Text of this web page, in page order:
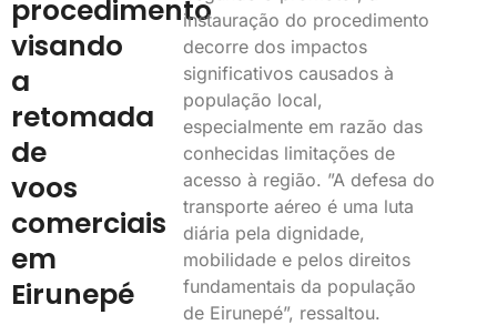
procedimento
visando
a
retomada
de
voos
comerciais
em
Eirunepé
instauração do procedimento
decorre dos impactos
significativos causados à
população local,
especialmente em razão das
conhecidas limitações de
acesso à região. ”A defesa do
transporte aéreo é uma luta
diária pela dignidade,
mobilidade e pelos direitos
fundamentais da população
de Eirunepé”, ressaltou.